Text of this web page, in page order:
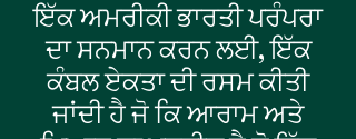
ਇੱਕ ਅਮਰੀਕੀ ਭਾਰਤੀ ਪਰੰਪਰਾ
ਦਾ ਸਨਮਾਨ ਕਰਨ ਲਈ, ਇੱਕ
ਕੰਬਲ ਏਕਤਾ ਦੀ ਰਸਮ ਕੀਤੀ
ਜਾਂਦੀ ਹੈ ਜੋ ਕਿ ਆਰਾਮ ਅਤੇ